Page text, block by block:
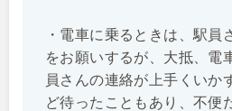
・電車に乗るときは、駅員
をお願いするが、大抵、電
員さんの連絡が上手くいか
ど待ったこともあり、不便